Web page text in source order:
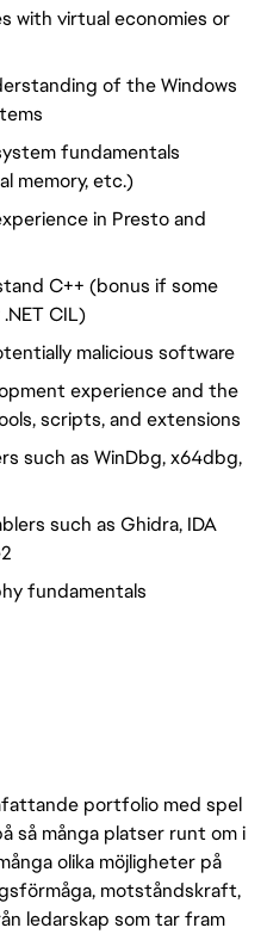
with virtual economies or
of the Windows
fundamentals
memory, etc.)
in Presto and
C++ (bonus if some
CIL)
malicious software
experience and the
scripts, and extensions
such as WinDbg, x64dbg,
such as Ghidra, IDA
fundamentals
portfolio med spel
så många platser runt om i
olika möjligheter på
motståndskraft,
ledarskap som tar fram